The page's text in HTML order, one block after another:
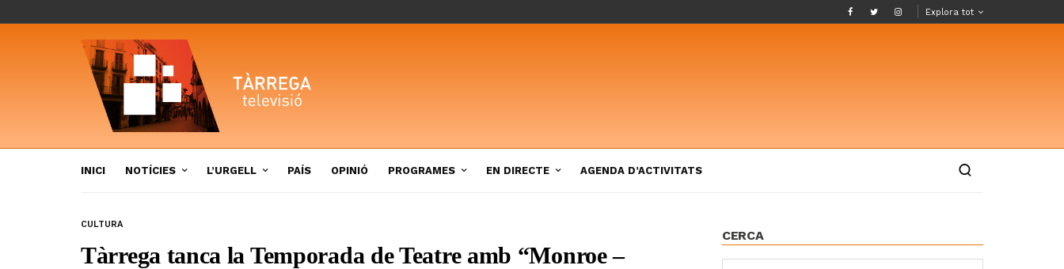
Explora tot
INICI NOTÍCIES L’URGELL PAÍS OPINIÓ PROGRAMES EN DIRECTE AGENDA D’ACTIVITATS
CULTURA
Tàrrega tanca la Temporada de Teatre amb “Monroe –
CERCA